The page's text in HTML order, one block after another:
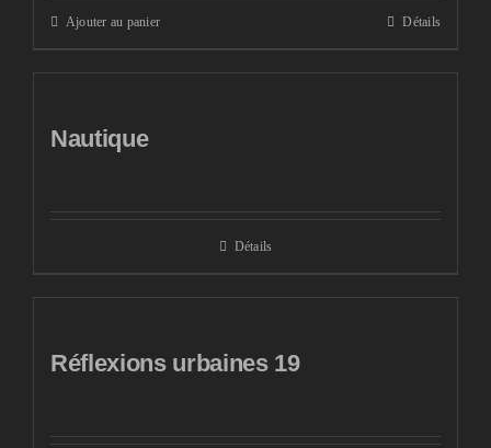
Ajouter au panier Détails
Nautique
Détails
Réflexions urbaines 19